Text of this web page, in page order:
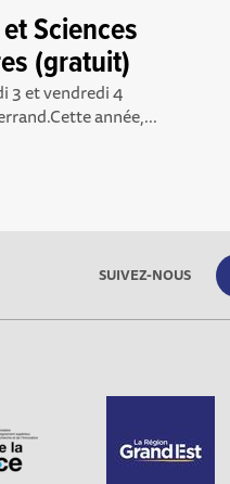
Sciences
(gratuit)
3 et vendredi 4
année,...
SUIVEZ-NOUS